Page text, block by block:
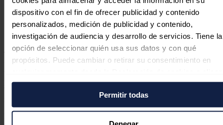
dispositivo con el fin de ofrecer publicidad y contenido
personalizados, medición de publicidad y contenido,
investigación de audiencia y desarrollo de servicios. Tiene la
opción de seleccionar quién usa sus datos y con qué
propósitos. Puede cambiar o retirar su consentimiento en
en el Menú de consentimiento.
Si lo permite, también quisiéramos:
Recopilar información sobre su ubicación geográfica
Permitir todas
nuevos aranceles y resolver las
diferencias a través de un diálogo
equitativo
Trump anunció en la víspera la imposición de un nuevo arancel
universal del diez por ciento a todas las importaciones, así como
para la UE son del 20 por ciento-- en respuesta a lo que considera
barreras comerciales injustas hacia productos estadounidenses, en el
marco de su estrategia proteccionista.